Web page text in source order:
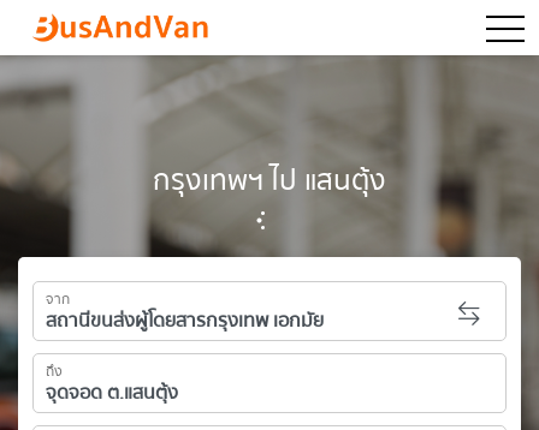
กรุงเทพฯ ไป แสนตุ้ง
จาก
ถึง